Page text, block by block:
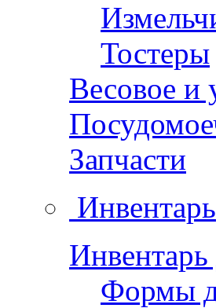
Тостеры
Весовое и
Запчасти
Инвентарь
Формы